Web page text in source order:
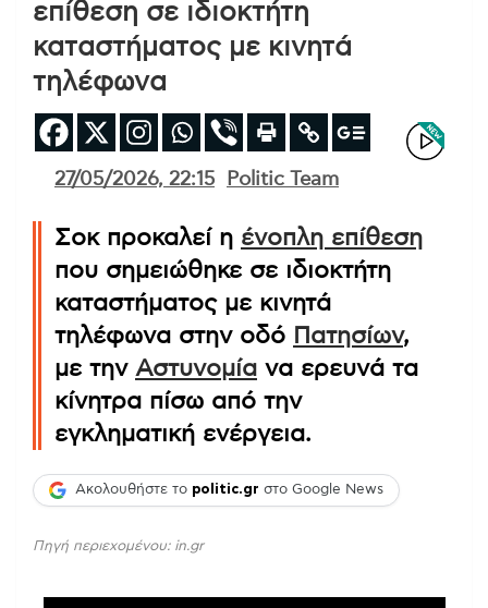
επίθεση σε ιδιοκτήτη
καταστήματος με κινητά
τηλέφωνα
27/05/2026, 22:15 Politic Team
Σοκ προκαλεί η ένοπλη επίθεση
που σημειώθηκε σε ιδιοκτήτη
καταστήματος με κινητά
τηλέφωνα στην οδό Πατησίων,
με την Αστυνομία να ερευνά τα
κίνητρα πίσω από την
εγκληματική ενέργεια.
Ακολουθήστε το politic.gr στο Google News
Πηγή περιεχομένου: in.gr